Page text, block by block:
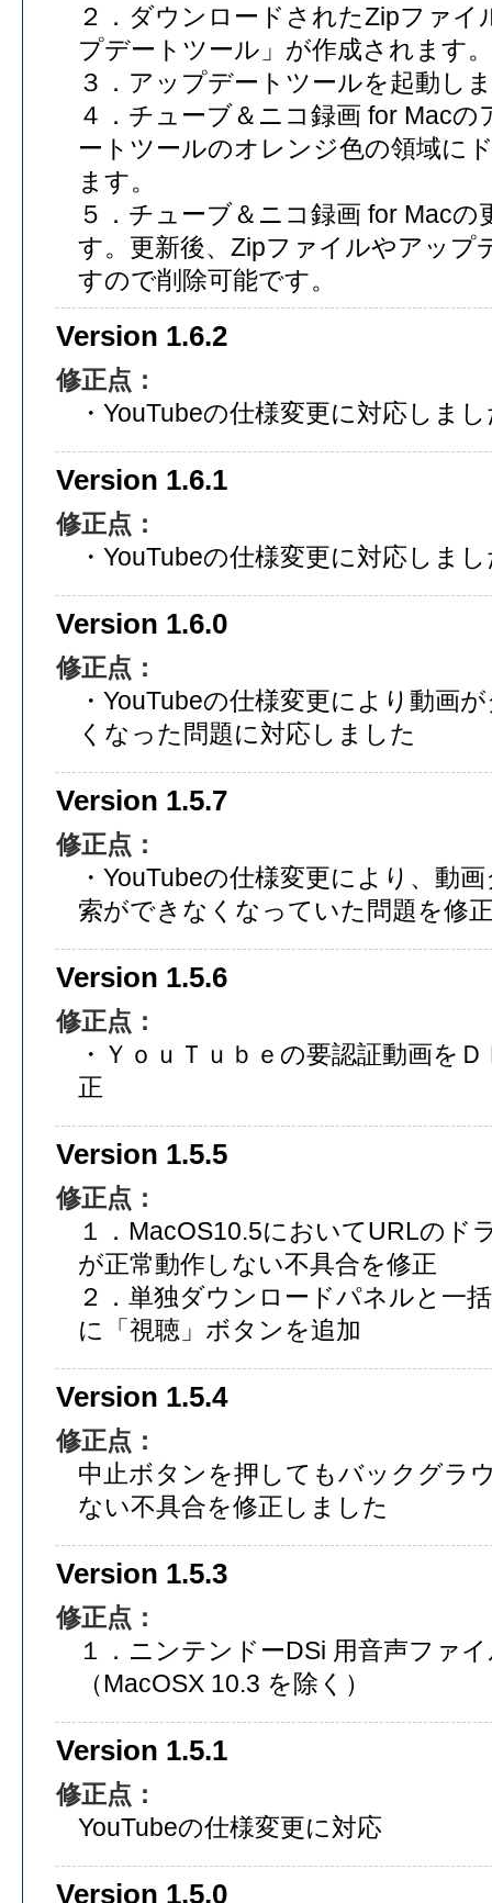
２．ダウンロードされたZipファイ
プデートツール」が作成されます。
３．アップデートツールを起動し
４．チューブ＆ニコ録画 for Mac
ートツールのオレンジ色の領域に
ます。
５．チューブ＆ニコ録画 for Mac
す。更新後、Zipファイルやアップ
すので削除可能です。
Version 1.6.2
修正点：
・YouTubeの仕様変更に対応しま
Version 1.6.1
修正点：
・YouTubeの仕様変更に対応しま
Version 1.6.0
修正点：
・YouTubeの仕様変更により動画
くなった問題に対応しました
Version 1.5.7
修正点：
・YouTubeの仕様変更により、動
索ができなくなっていた問題を修
Version 1.5.6
修正点：
・ＹｏｕＴｕｂｅの要認証動画を
正
Version 1.5.5
修正点：
１．MacOS10.5においてURLのド
が正常動作しない不具合を修正
２．単独ダウンロードパネルと一
に「視聴」ボタンを追加
Version 1.5.4
修正点：
中止ボタンを押してもバックグラ
ない不具合を修正しました
Version 1.5.3
修正点：
１．ニンテンドーDSi 用音声ファ
（MacOSX 10.3 を除く）
Version 1.5.1
修正点：
YouTubeの仕様変更に対応
Version 1.5.0